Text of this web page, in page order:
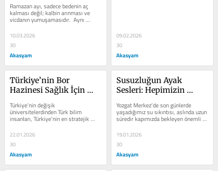
Ramazan ayı, sadece bedenin aç
kalması değil; kalbin arınması ve
vicdanın yumuşamasıdır.  Aynı
zamanda sabrın derinleştiği ve...
10.03.2026
30
Akasyam
09.02.2026
30
Akasyam
Türkiye’nin Bor
Hazinesi Sağlık İçin
Türkiye’nin değişik
üniversitelerdinden Türk bilim
insanları, Türkiye’nin en stratejik
madenlerinden biri olan Bor’un sağlık,
ortopedi...
22.01.2026
30
Akasyam
Susuzluğun Ayak
Sesleri: Hepimizin
Yozgat Merkez’de son günlerde
yaşadığımız su sıkıntısı, aslında uzun
süredir kapımızda bekleyen önemli
bir gerçeği yeniden...
19.01.2026
30
Akasyam